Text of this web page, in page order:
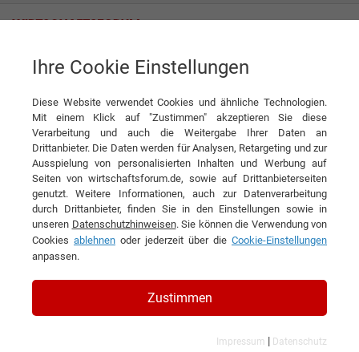
Heckenscheren und Kabelschneider fürs Leben
Interview FELCO SA
DIESEN ARTIKEL EMPFEHLEN
Heckenscheren und
Kabelschneider fürs Leben
Interview mit Nabil Francis,
Geschäftsführer der FELCO SA
Ihre Cookie Einstellungen
Diese Website verwendet Cookies und ähnliche Technologien.
Mit einem Klick auf "Zustimmen" akzeptieren Sie diese
Verarbeitung und auch die Weitergabe Ihrer Daten an
Drittanbieter. Die Daten werden für Analysen, Retargeting und zur
Ausspielung von personalisierten Inhalten und Werbung auf
Seiten von wirtschaftsforum.de, sowie auf Drittanbieterseiten
genutzt. Weitere Informationen, auch zur Datenverarbeitung
durch Drittanbieter, finden Sie in den Einstellungen sowie in
unseren Datenschutzhinweisen. Sie können die Verwendung von
Cookies ablehnen oder jederzeit über die Cookie-Einstellungen
anpassen.
Zustimmen
Impressum | Datenschutz